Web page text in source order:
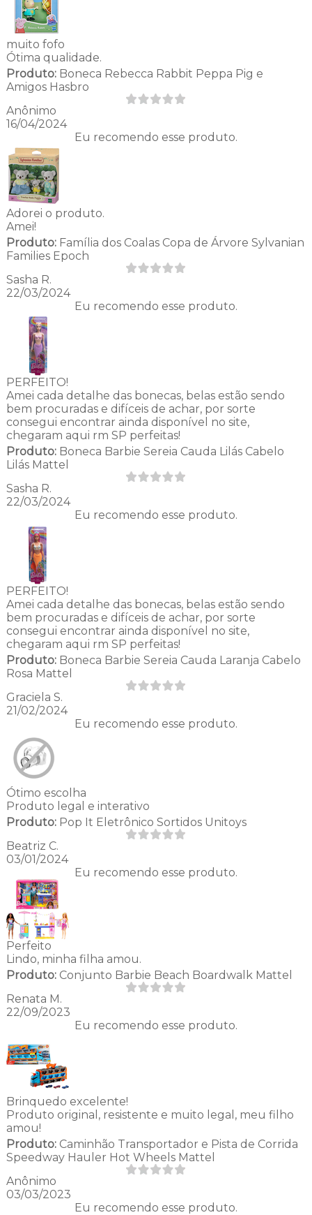
muito fofo
Ótima qualidade.
Produto:Boneca Rebecca Rabbit Peppa Pig e
Amigos Hasbro
Anônimo
16/04/2024
Eu recomendo esse produto.
Adorei o produto.
Amei!
Produto:Família dos Coalas Copa de Árvore Sylvanian
Families Epoch
Sasha R.
22/03/2024
Eu recomendo esse produto.
PERFEITO!
Amei cada detalhe das bonecas, belas estão sendo
bem procuradas e difíceis de achar, por sorte
consegui encontrar ainda disponível no site,
chegaram aqui rm SP perfeitas!
Produto:Boneca Barbie Sereia Cauda Lilás Cabelo
Lilás Mattel
Sasha R.
22/03/2024
Eu recomendo esse produto.
PERFEITO!
Amei cada detalhe das bonecas, belas estão sendo
bem procuradas e difíceis de achar, por sorte
consegui encontrar ainda disponível no site,
chegaram aqui rm SP perfeitas!
Produto:Boneca Barbie Sereia Cauda Laranja Cabelo
Rosa Mattel
Graciela S.
21/02/2024
Eu recomendo esse produto.
Ótimo escolha
Produto legal e interativo
Produto:Pop It Eletrônico Sortidos Unitoys
Beatriz C.
03/01/2024
Eu recomendo esse produto.
Perfeito
Lindo, minha filha amou.
Produto:Conjunto Barbie Beach Boardwalk Mattel
Renata M.
22/09/2023
Eu recomendo esse produto.
Brinquedo excelente!
Produto original, resistente e muito legal, meu filho
amou!
Produto:Caminhão Transportador e Pista de Corrida
Speedway Hauler Hot Wheels Mattel
Anônimo
03/03/2023
Eu recomendo esse produto.